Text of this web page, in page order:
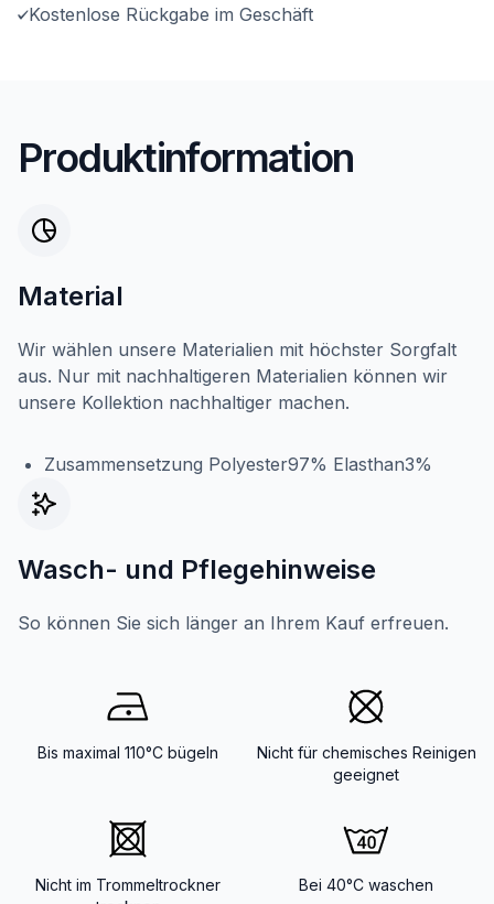
Kostenlose Rückgabe im Geschäft
Produktinformation
Material
Wir wählen unsere Materialien mit höchster Sorgfalt
aus. Nur mit nachhaltigeren Materialien können wir
unsere Kollektion nachhaltiger machen.
Zusammensetzung Polyester97% Elasthan3%
Wasch- und Pflegehinweise
So können Sie sich länger an Ihrem Kauf erfreuen.
Bis maximal 110°C bügeln
Nicht für chemisches Reinigen
geeignet
Nicht im Trommeltrockner
Bei 40°C waschen